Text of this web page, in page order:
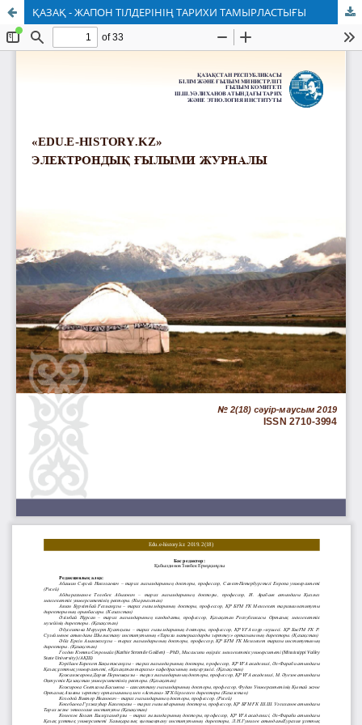
ҚАЗАҚ - ЖАПОН ТІЛДЕРІНІҢ ТАРИХИ ТАМЫРЛАСТЫҒЫ